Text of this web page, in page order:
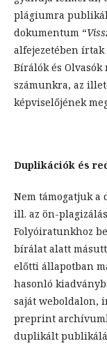
plágiumra
dokumentum “
alfejezetében
Bírálók és
számunkra, az
képviselőjének
Duplikációk és
Nem támogatjuk
ill. az ön-
Folyóiratunkhoz
bírálat alatt
előtti állapotban
hasonló
saját weboldalon,
preprint
duplikált